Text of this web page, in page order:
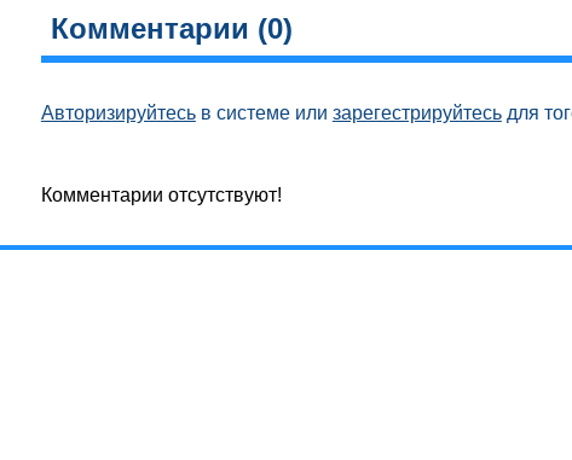
Комментарии (0)
Авторизируйтесьв системе или зарегестрируйтесьдля
Комментарии отсутствуют!